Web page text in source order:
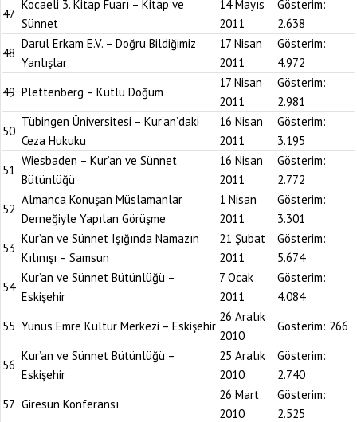
47
Kocaeli 3. Kitap Fuarı – Kitap ve
Sünnet
14 Mayıs
2011
Gösterim:
2.638
48
Darul Erkam E.V. – Doğru Bildiğimiz
Yanlışlar
17 Nisan
2011
Gösterim:
4.972
49 Plettenberg – Kutlu Doğum
17 Nisan
2011
Gösterim:
2.981
50
Tübingen Üniversitesi – Kur’an’daki
Ceza Hukuku
16 Nisan
2011
Gösterim:
3.195
51
Wiesbaden – Kur’an ve Sünnet
Bütünlüğü
16 Nisan
2011
Gösterim:
2.772
52
Almanca Konuşan Müslamanlar
Derneğiyle Yapılan Görüşme
1 Nisan
2011
Gösterim:
3.301
53
Kur’an ve Sünnet Işığında Namazın
Kılınışı – Samsun
21 Şubat
2011
Gösterim:
5.674
54
Kur’an ve Sünnet Bütünlüğü –
Eskişehir
7 Ocak
2011
Gösterim:
4.084
55 Yunus Emre Kültür Merkezi – Eskişehir
26 Aralık
2010
Gösterim: 266
56
Kur’an ve Sünnet Bütünlüğü –
Eskişehir
25 Aralık
2010
Gösterim:
2.740
57 Giresun Konferansı
26 Mart
2010
Gösterim:
2.525